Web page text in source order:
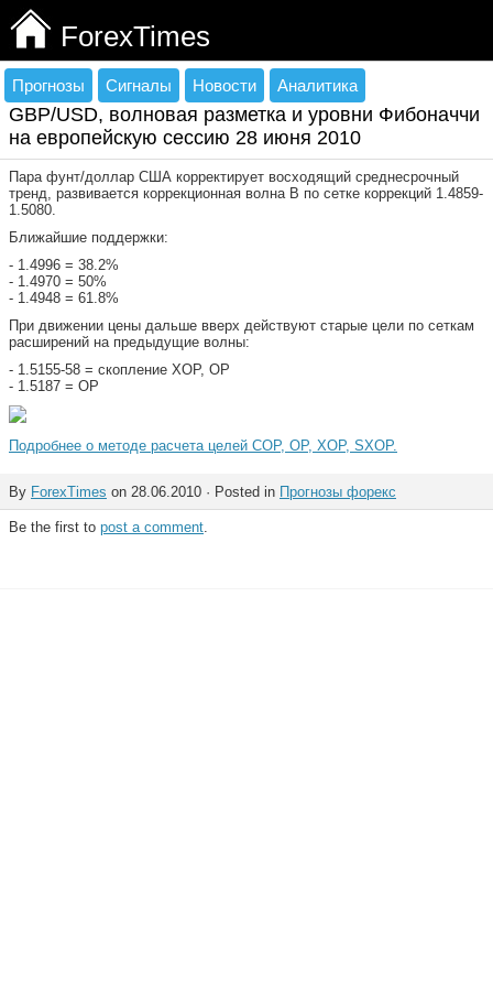
ForexTimes
Прогнозы Сигналы Новости Аналитика
GBP/USD, волновая разметка и уровни Фибоначчи
на европейскую сессию 28 июня 2010
Пара фунт/доллар США корректирует восходящий среднесрочный
тренд, развивается коррекционная волна В по сетке коррекций 1.4859-
1.5080.
Ближайшие поддержки:
- 1.4996 = 38.2%
- 1.4970 = 50%
- 1.4948 = 61.8%
При движении цены дальше вверх действуют старые цели по сеткам
расширений на предыдущие волны:
- 1.5155-58 = скопление ХОР, ОР
- 1.5187 = ОР
Подробнее о методе расчета целей COP, OP, XOP, SXOP.
By ForexTimes on 28.06.2010 · Posted in Прогнозы форекс
Be the first to post a comment.